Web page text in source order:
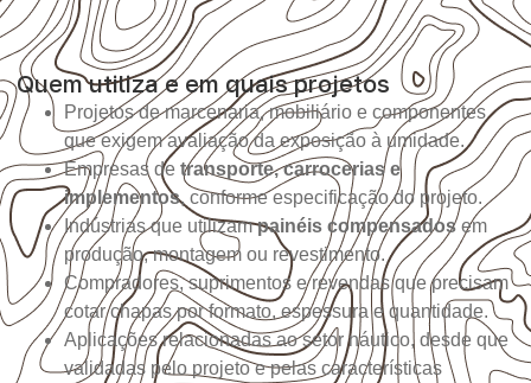
Quem utiliza e em quais projetos
Projetos de marcenaria, mobiliário e componentes
que exigem avaliação da exposição à umidade.
Empresas de transporte, carrocerias e
implementos, conforme especificação do projeto.
Indústrias que utilizampainéis compensadosem
produção, montagem ou revestimento.
Compradores, suprimentos e revendas que precisam
cotar chapas por formato, espessura e quantidade.
Aplicações relacionadas ao setor náutico, desde que
validadas pelo projeto e pelas características